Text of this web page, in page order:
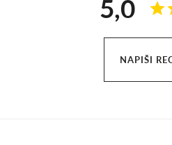
5,0
NAPIŠI